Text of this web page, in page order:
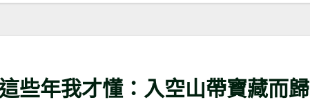
些年我才懂：入空山帶寶藏而歸